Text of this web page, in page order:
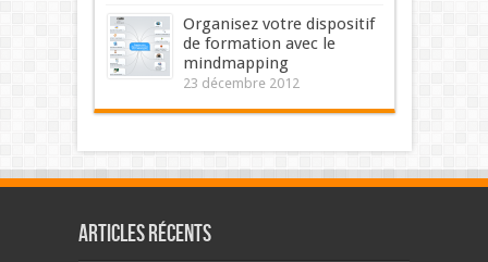
Organisez votre dispositif
de formation avec le
mindmapping
23 décembre 2012
Articles récents